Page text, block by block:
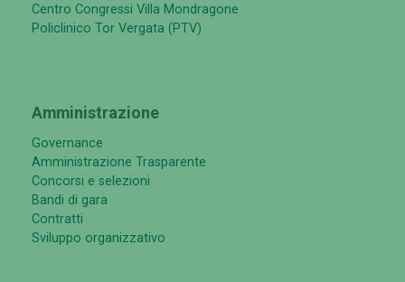
Centro Congressi Villa Mondragone
Policlinico Tor Vergata (PTV)
Amministrazione
Governance
Amministrazione Trasparente
Concorsi e selezioni
Bandi di gara
Contratti
Sviluppo organizzativo